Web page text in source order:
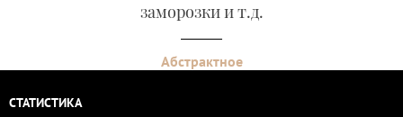
заморозки и т.д.
Абстрактное
СТАТИСТИКА